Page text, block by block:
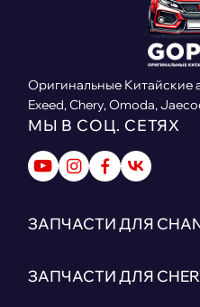
Оригинальные Китайские
Exeed, Chery, Omoda,
МЫ В СОЦ. СЕТЯХ
ЗАПЧАСТИ ДЛЯ
ЗАПЧАСТИ ДЛЯ